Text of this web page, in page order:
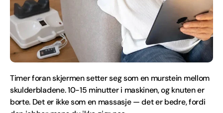
Timer foran skjermen setter seg som en murstein mellom
skulderbladene. 10-15 minutter i maskinen, og knuten er
borte. Det er ikke som en massasje — det er bedre, fordi